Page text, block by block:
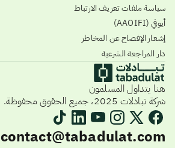
سياسة ملفات تعريف الارتباط
أيوفي (AAOIFI)
إشعار الإفصاح عن المخاطر
دار المراجعة الشرعية
هنا يتداول المسلمون
شركة تبادلات 2025، جميع الحقوق محفوظة.
contact@tabadulat.com